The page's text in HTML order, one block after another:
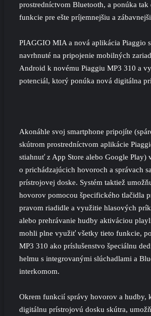
prostredníctvom Bluetooth, a ponúka tak
funkcie pre ešte príjemnejšiu a
PIAGGIO MIA a nová aplikácia Piaggio
navrhnuté na pripojenie mobilných
Android k novému Piaggiu MP3 310 a
potenciál, ktorý ponúka nová digitálna
Akonáhle svoj smartphone pripojíte
skútrom prostredníctvom aplikácie
stiahnuť z App Store alebo Google Play)
o prichádzajúcich hovoroch a správach
prístrojovej doske. Systém taktiež
hovorov pomocou špecifického tlačidla
pravom riadidle a využitie hlasových
alebo prehrávanie hudby aktiváciou
mohli plne využiť všetky tieto funkcie,
MP3 310 ako príslušenstvo špeciálnu
helmu s integrovanými slúchadlami a
interkomom.
Okrem funkcií správy hovorov a hudby,
digitálnu prístrojovú dosku skútra,